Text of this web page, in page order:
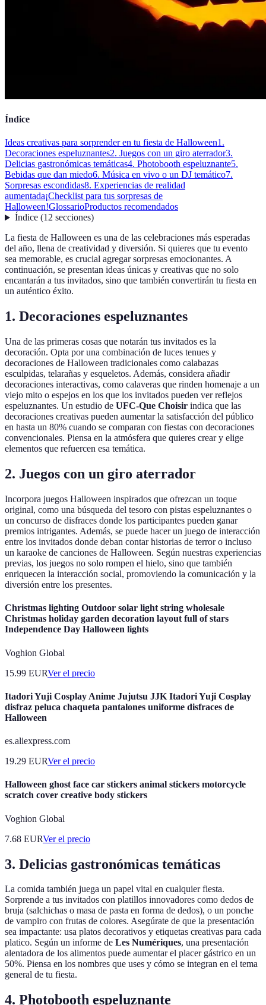
Índice
Ideas creativas para sorprender en tu fiesta de Halloween1.
Decoraciones espeluznantes2. Juegos con un giro aterrador3.
Delicias gastronómicas temáticas4. Photobooth espeluznante5.
Bebidas que dan miedo6. Música en vivo o un DJ temático7.
Sorpresas escondidas8. Experiencias de realidad
aumentada¡Checklist para tus sorpresas de
Halloween!GlossarioProductos recomendados
Índice(12 secciones)
La fiesta de Halloween es una de las celebraciones más esperadas
del año, llena de creatividad y diversión. Si quieres que tu evento
sea memorable, es crucial agregar sorpresas emocionantes. A
continuación, se presentan ideas únicas y creativas que no solo
encantarán a tus invitados, sino que también convertirán tu fiesta en
un auténtico éxito.
1. Decoraciones espeluznantes
Una de las primeras cosas que notarán tus invitados es la
decoración. Opta por una combinación de luces tenues y
decoraciones de Halloween tradicionales como calabazas
esculpidas, telarañas y esqueletos. Además, considera añadir
decoraciones interactivas, como calaveras que rinden homenaje a un
viejo mito o espejos en los que los invitados pueden ver reflejos
espeluznantes. Un estudio de UFC-Que Choisir indica que las
decoraciones creativas pueden aumentar la satisfacción del público
en hasta un 80% cuando se comparan con fiestas con decoraciones
convencionales. Piensa en la atmósfera que quieres crear y elige
elementos que refuercen esa temática.
2. Juegos con un giro aterrador
Incorpora juegos Halloween inspirados que ofrezcan un toque
original, como una búsqueda del tesoro con pistas espeluznantes o
un concurso de disfraces donde los participantes pueden ganar
premios intrigantes. Además, se puede hacer un juego de interacción
entre los invitados donde deban contar historias de terror o incluso
un karaoke de canciones de Halloween. Según nuestras experiencias
previas, los juegos no solo rompen el hielo, sino que también
enriquecen la interacción social, promoviendo la comunicación y la
diversión entre los presentes.
Christmas lighting Outdoor solar light string wholesale
Christmas holiday garden decoration layout full of stars
Independence Day Halloween lights
Voghion Global
15.99 EURVer el precio
Itadori Yuji Cosplay Anime Jujutsu JJK Itadori Yuji Cosplay
disfraz peluca chaqueta pantalones uniforme disfraces de
Halloween
es.aliexpress.com
19.29 EURVer el precio
Halloween ghost face car stickers animal stickers motorcycle
scratch cover creative body stickers
Voghion Global
7.68 EURVer el precio
3. Delicias gastronómicas temáticas
La comida también juega un papel vital en cualquier fiesta.
Sorprende a tus invitados con platillos innovadores como dedos de
bruja (salchichas o masa de pasta en forma de dedos), o un ponche
de vampiro con frutas de colores. Asegúrate de que la presentación
sea impactante: usa platos decorativos y etiquetas creativas para cada
platico. Según un informe de Les Numériques, una presentación
alentadora de los alimentos puede aumentar el placer gástrico en un
50%. Piensa en los nombres que uses y cómo se integran en el tema
general de tu fiesta.
4. Photobooth espeluznante